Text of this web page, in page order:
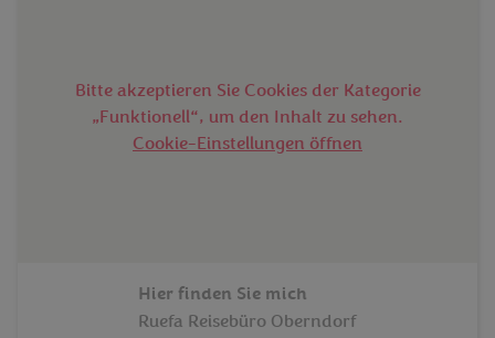
Hier finden Sie mich
Ruefa Reisebüro Oberndorf
Bitte akzeptieren Sie Cookies der Kategorie
„Funktionell“, um den Inhalt zu sehen.
Cookie-Einstellungen öffnen